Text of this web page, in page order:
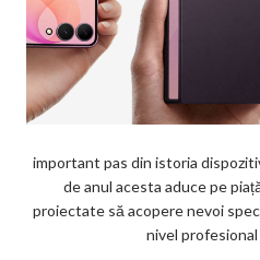
important pas din istoria
de anul acesta aduce pe
proiectate să acopere nevoi
nivel profesional